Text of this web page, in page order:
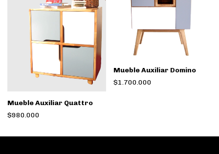
Mueble Auxiliar Quattro
$980.000
Mueble Auxiliar Domino
$1.700.000